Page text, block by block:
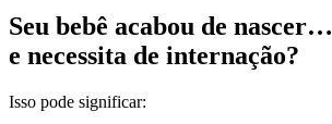
Seu bebê acabou de nascer…
e necessita de internação?
Isso pode significar: